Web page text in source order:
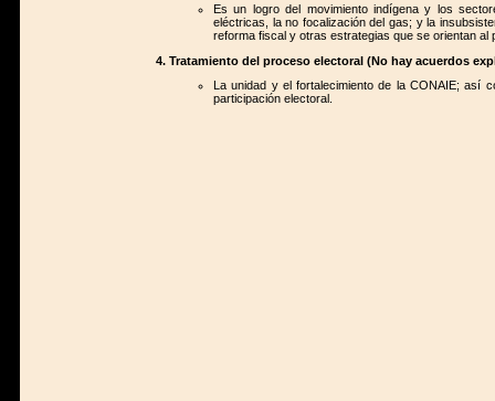
Es un logro del movimiento indígena y los
eléctricas, la no focalización del gas; y la
reforma fiscal y otras estrategias que se orientan
Tratamiento del proceso electoral (No hay acuerdos
La unidad y el fortalecimiento de la CONAIE; así
participación electoral.